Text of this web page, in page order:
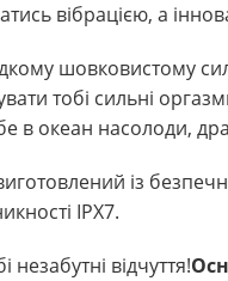
вібрацією, а
шовковистому
тобі сильні
в океан насолоди,
із
IPX7.
незабутні відчуття!